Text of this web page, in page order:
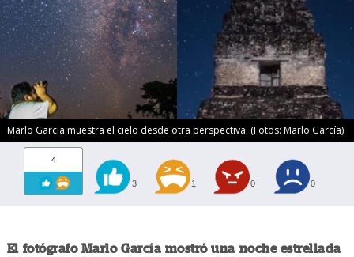
Marlo Garcia muestra el cielo desde otra perspectiva. (Fotos: Marlo García)
4
3 1 0 0
El fotógrafo Marlo García mostró una noche estrellada